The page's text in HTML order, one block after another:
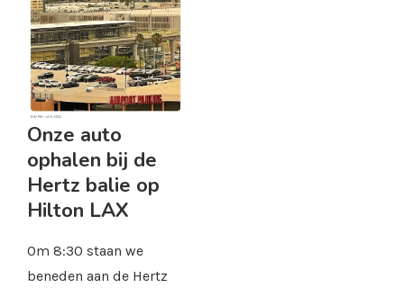
Onze auto
ophalen bij de
Hertz balie op
Hilton LAX
Om 8:30 staan we
beneden aan de Hertz